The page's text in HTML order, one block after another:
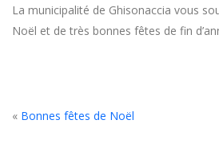
La municipalité de Ghisonaccia vous
Noël et de très bonnes fêtes de fin
« Bonnes fêtes de Noël